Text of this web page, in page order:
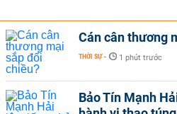
Cán cân thương
THỜI SỰ - 1 phút trước
Bảo Tín Mạnh